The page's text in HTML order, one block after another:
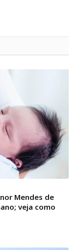
Mendes de
veja como